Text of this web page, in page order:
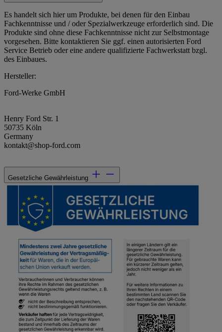
Es handelt sich hier um Produkte, bei denen für den Einbau
Fachkenntnisse und / oder Spezialwerkzeuge erforderlich sind. Die
Produkte sind ohne diese Fachkenntnisse nicht zur Selbstmontage
vorgesehen. Bitte kontaktieren Sie ggf. einen autorisierten Ford
Service Betrieb oder eine andere qualifizierte Fachwerkstatt bzgl.
des Einbaues.
Hersteller:
Ford-Werke GmbH
Henry Ford Str. 1
50735 Köln
Germany
kontakt@shop-ford.com
Gesetzliche Gewährleistung